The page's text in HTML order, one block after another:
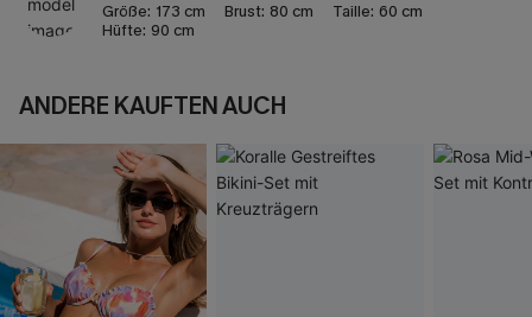
Größe: 173 cm Brust: 80 cm Taille: 60 cm
Hüfte: 90 cm
ANDERE KAUFTEN AUCH